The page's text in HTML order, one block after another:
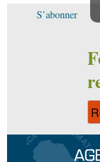
S’abonner